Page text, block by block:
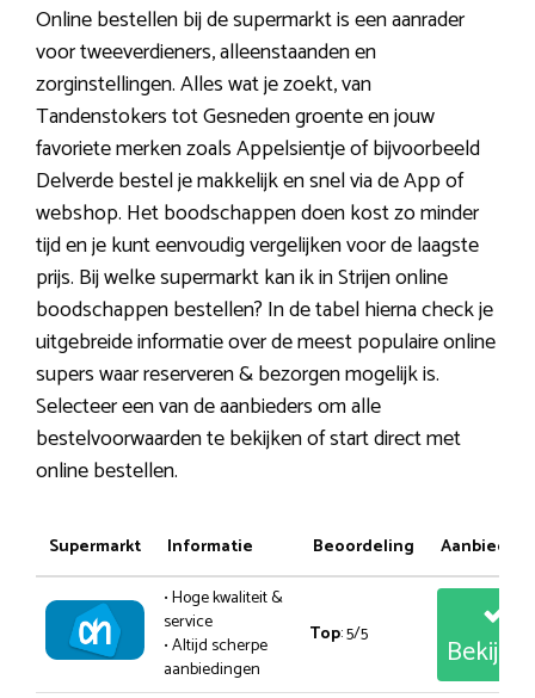
Online bestellen bij de supermarkt is een aanrader
voor tweeverdieners, alleenstaanden en
zorginstellingen. Alles wat je zoekt, van
Tandenstokers tot Gesneden groente en jouw
favoriete merken zoals Appelsientje of bijvoorbeeld
Delverde bestel je makkelijk en snel via de App of
webshop. Het boodschappen doen kost zo minder
tijd en je kunt eenvoudig vergelijken voor de laagste
prijs. Bij welke supermarkt kan ik in Strijen online
boodschappen bestellen? In de tabel hierna check je
uitgebreide informatie over de meest populaire online
supers waar reserveren & bezorgen mogelijk is.
Selecteer een van de aanbieders om alle
bestelvoorwaarden te bekijken of start direct met
online bestellen.
Supermarkt Informatie Beoordeling
• Hoge kwaliteit &
service
• Altijd scherpe
aanbiedingen
Top: 5/5